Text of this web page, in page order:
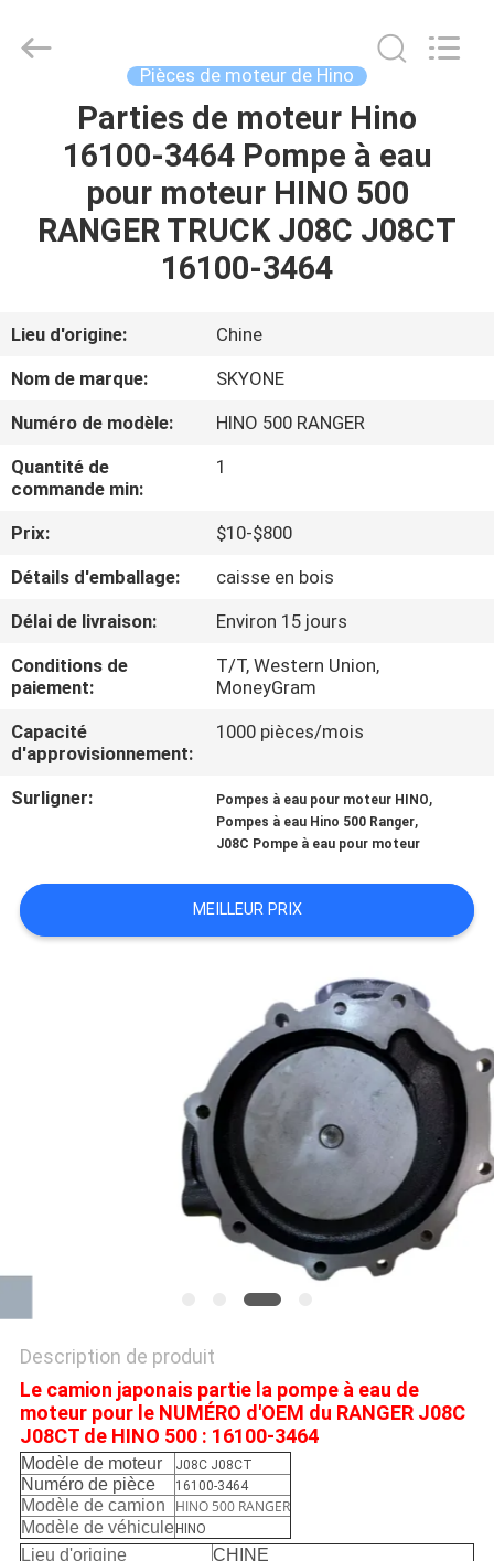
MAISON
PRODUITS
DE
NOUS
VISITE
D'USINE
CONTRÔLE
DE
QUALITÉ
CONTACTEZ-
NOUS
NOUVELLES
CITATION
Technology
Pièces de moteur de Hino
Parties de moteur Hino
16100-3464 Pompe à eau
pour moteur HINO 500
RANGER TRUCK J08C J08CT
16100-3464
Lieu d'origine:
Chine
Nom de marque:
SKYONE
Numéro de modèle:
HINO 500 RANGER
Quantité de
commande min:
1
Prix:
$10-$800
Détails d'emballage:
caisse en bois
Délai de livraison:
Environ 15 jours
Conditions de
paiement:
T/T, Western Union,
MoneyGram
Capacité
d'approvisionnement:
1000 pièces/mois
Surligner: Pompes à eau pour moteur HINO,
Pompes à eau Hino 500 Ranger,
J08C Pompe à eau pour moteur
MEILLEUR PRIX
Description de produit
Le camion japonais partie la pompe à eau de
moteur pour le NUMÉRO d'OEM du RANGER J08C
J08CT de HINO 500 : 16100-3464
Modèle de moteur J08C J08CT
Numéro de pièce 16100-3464
Modèle de camion
HINO 500 RANGER
Modèle de véhicule HINO
Lieu d'origine
CHINE